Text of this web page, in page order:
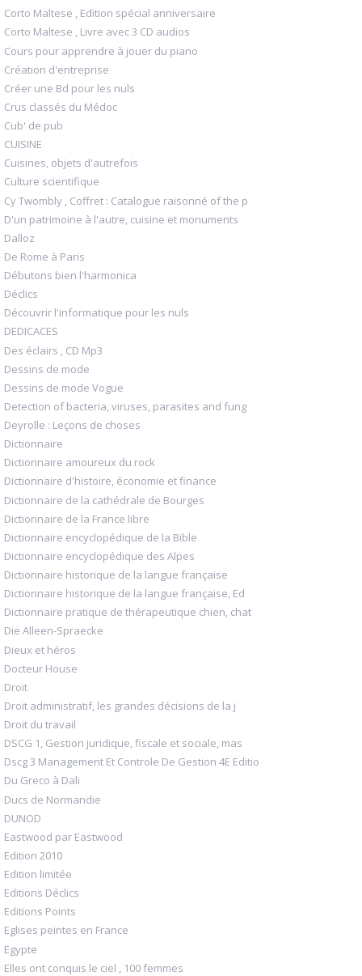
Corto Maltese , Edition spécial anniversaire
Corto Maltese , Livre avec 3 CD audios
Cours pour apprendre à jouer du piano
Création d'entreprise
Créer une Bd pour les nuls
Crus classés du Médoc
Cub' de pub
CUISINE
Cuisines, objets d'autrefois
Culture scientifique
Cy Twombly , Coffret : Catalogue raisonné of the p
D'un patrimoine à l'autre, cuisine et monuments
Dalloz
De Rome à Paris
Débutons bien l'harmonica
Déclics
Découvrir l'informatique pour les nuls
DEDICACES
Des éclairs , CD Mp3
Dessins de mode
Dessins de mode Vogue
Detection of bacteria, viruses, parasites and fung
Deyrolle : Leçons de choses
Dictionnaire
Dictionnaire amoureux du rock
Dictionnaire d'histoire, économie et finance
Dictionnaire de la cathédrale de Bourges
Dictionnaire de la France libre
Dictionnaire encyclopédique de la Bible
Dictionnaire encyclopédique des Alpes
Dictionnaire historique de la langue française
Dictionnaire historique de la langue française, Ed
Dictionnaire pratique de thérapeutique chien, chat
Die Alleen-Spraecke
Dieux et héros
Docteur House
Droit
Droit administratif, les grandes décisions de la j
Droit du travail
DSCG 1, Gestion juridique, fiscale et sociale, mas
Dscg 3 Management Et Controle De Gestion 4E Editio
Du Greco à Dali
Ducs de Normandie
DUNOD
Eastwood par Eastwood
Edition 2010
Edition limitée
Editions Déclics
Editions Points
Eglises peintes en France
Egypte
Elles ont conquis le ciel , 100 femmes